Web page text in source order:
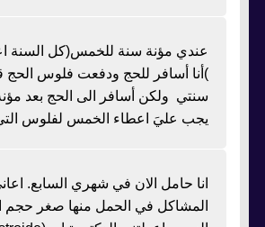
عندي مؤنة سنة للخمس(كل السنة
)أنا أسافر للحج ودفعت فلوس الحج
سنتي ولكن أسافر الى الحج بعد
يجب عليَ اعطاء الخمس لفلوس
انا حامل الان في شهري السابع.
المشاكل في الحمل منها صغر حجم